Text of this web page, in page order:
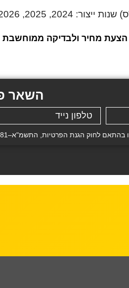
מחיר ולבדיקה ממוחשבת
השאר
הפרטיות, התשמ"א–1981 (כולל תיקון 13), ובהתאם ל